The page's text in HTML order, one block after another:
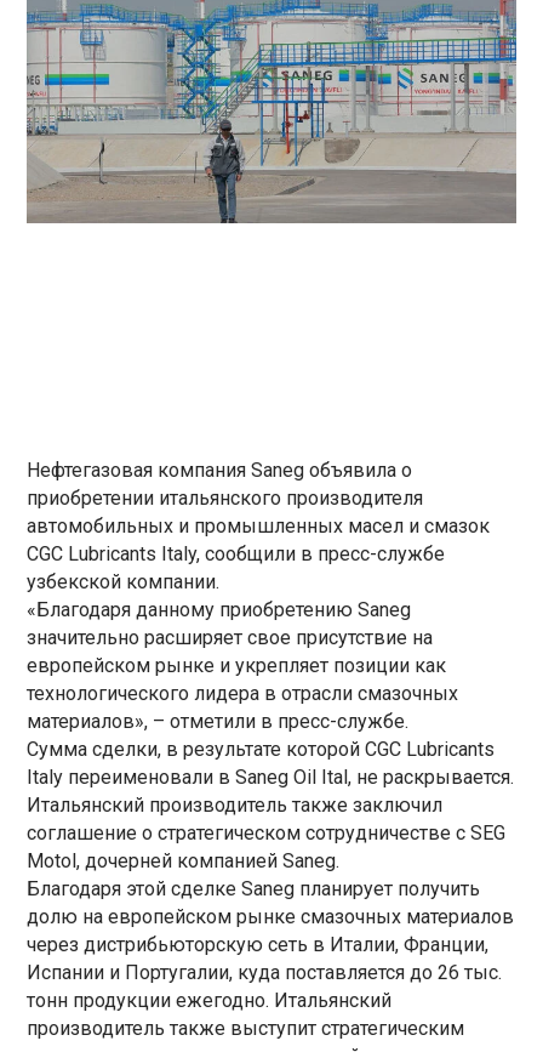
Нефтегазовая компания Saneg объявила о
приобретении итальянского производителя
автомобильных и промышленных масел и смазок
CGC Lubricants Italy, сообщили в пресс-службе
узбекской компании.
«Благодаря данному приобретению Saneg
значительно расширяет свое присутствие на
европейском рынке и укрепляет позиции как
технологического лидера в отрасли смазочных
материалов», – отметили в пресс-службе.
Сумма сделки, в результате которой CGC Lubricants
Italy переименовали в Saneg Oil Ital, не раскрывается.
Итальянский производитель также заключил
соглашение о стратегическом сотрудничестве с SEG
Motol, дочерней компанией Saneg.
Благодаря этой сделке Saneg планирует получить
долю на европейском рынке смазочных материалов
через дистрибьюторскую сеть в Италии, Франции,
Испании и Португалии, куда поставляется до 26 тыс.
тонн продукции ежегодно. Итальянский
производитель также выступит стратегическим